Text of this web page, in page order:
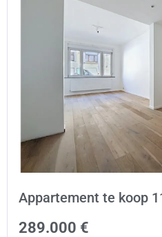
Appartement te koop
289.000 €